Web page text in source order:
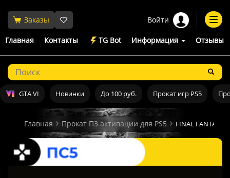
Заказы Войти
Главная Контакты TG Bot Информация Отзывы
GTA VI Новинки До 100 руб. Прокат игр PS5
Главная Прокат П3 активации для PS5 FINAL FANTASY